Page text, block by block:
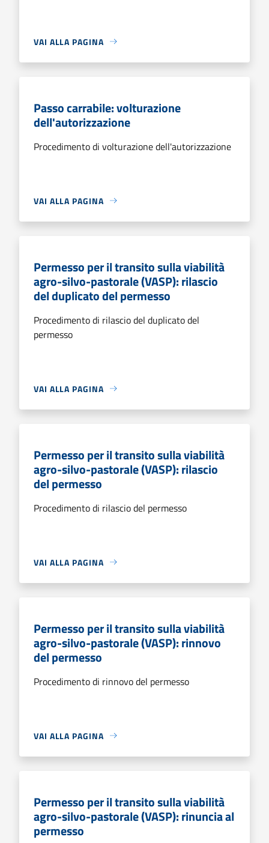
VAI ALLA PAGINA
Passo carrabile: volturazione
dell'autorizzazione
Procedimento di volturazione dell'autorizzazione
VAI ALLA PAGINA
Permesso per il transito sulla viabilità
agro-silvo-pastorale (VASP): rilascio
del duplicato del permesso
Procedimento di rilascio del duplicato del
permesso
VAI ALLA PAGINA
Permesso per il transito sulla viabilità
agro-silvo-pastorale (VASP): rilascio
del permesso
Procedimento di rilascio del permesso
VAI ALLA PAGINA
Permesso per il transito sulla viabilità
agro-silvo-pastorale (VASP): rinnovo
del permesso
Procedimento di rinnovo del permesso
VAI ALLA PAGINA
Permesso per il transito sulla viabilità
agro-silvo-pastorale (VASP): rinuncia al
permesso